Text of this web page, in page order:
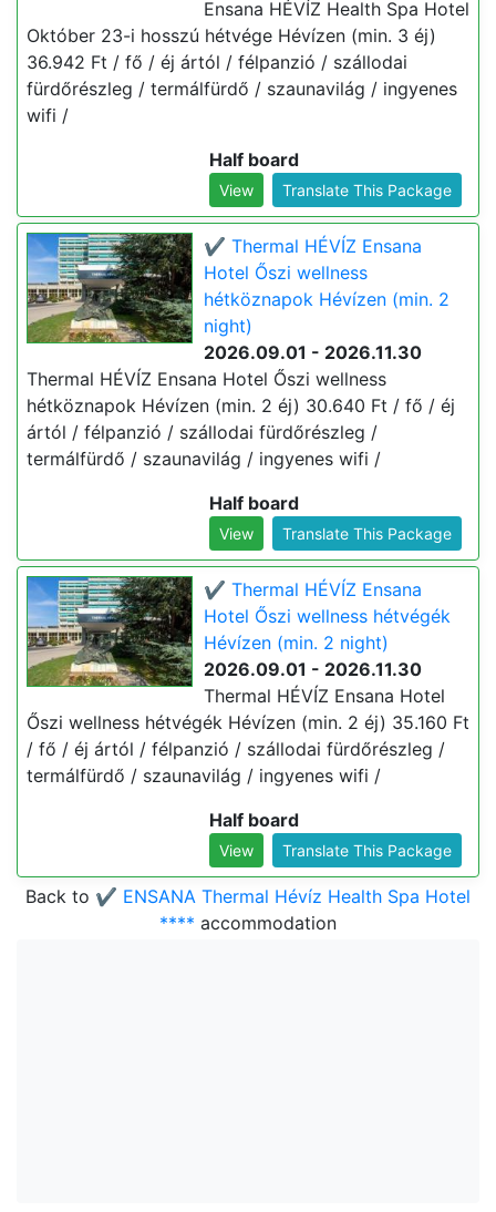
Ensana HÉVÍZ Health Spa Hotel
Október 23-i hosszú hétvége Hévízen (min. 3 éj)
36.942 Ft / fő / éj ártól / félpanzió / szállodai
fürdőrészleg / termálfürdő / szaunavilág / ingyenes
wifi /
Half board
View Translate This Package
✔️ Thermal HÉVÍZ Ensana
Hotel Őszi wellness
hétköznapok Hévízen (min. 2
night)
2026.09.01 - 2026.11.30
Thermal HÉVÍZ Ensana Hotel Őszi wellness
hétköznapok Hévízen (min. 2 éj) 30.640 Ft / fő / éj
ártól / félpanzió / szállodai fürdőrészleg /
termálfürdő / szaunavilág / ingyenes wifi /
Half board
View Translate This Package
✔️ Thermal HÉVÍZ Ensana
Hotel Őszi wellness hétvégék
Hévízen (min. 2 night)
2026.09.01 - 2026.11.30
Thermal HÉVÍZ Ensana Hotel
Őszi wellness hétvégék Hévízen (min. 2 éj) 35.160 Ft
/ fő / éj ártól / félpanzió / szállodai fürdőrészleg /
termálfürdő / szaunavilág / ingyenes wifi /
Half board
View Translate This Package
Back to ✔️ ENSANA Thermal Hévíz Health Spa Hotel
**** accommodation